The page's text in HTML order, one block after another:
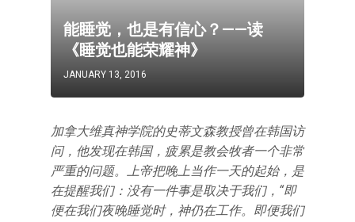
能睡觉，也是有信心？——读
《睡觉也能荣耀神》
JANUARY 13, 2016
加拿大维真神学院的史蒂文森教授曾在韩国访
问，他发现在韩国，疲累是教会牧者一个非常
严重的问题。上帝把晚上当作一天的起始，是
在提醒我们：没有一件事是取决于我们，“即
便在我们夜晚睡觉时，神仍在工作。即便我们